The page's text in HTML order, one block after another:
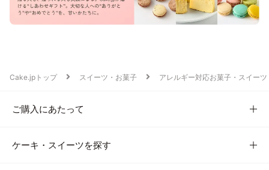
Cake.jpトップ スイーツ・お菓子 アレルギー対応お菓子・スイーツ
ご購入にあたって
ケーキ・スイーツを探す